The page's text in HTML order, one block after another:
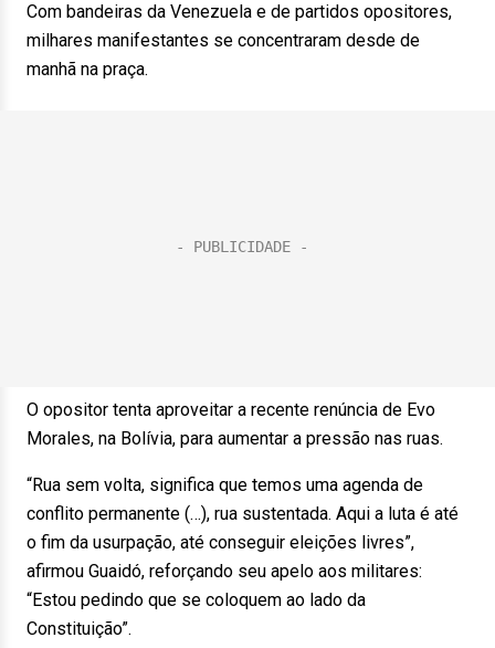
Com bandeiras da Venezuela e de partidos opositores,
milhares manifestantes se concentraram desde de
manhã na praça.
O opositor tenta aproveitar a recente renúncia de Evo
Morales, na Bolívia, para aumentar a pressão nas ruas.
“Rua sem volta, significa que temos uma agenda de
conflito permanente (…), rua sustentada. Aqui a luta é até
o fim da usurpação, até conseguir eleições livres”,
afirmou Guaidó, reforçando seu apelo aos militares:
“Estou pedindo que se coloquem ao lado da
Constituição”.